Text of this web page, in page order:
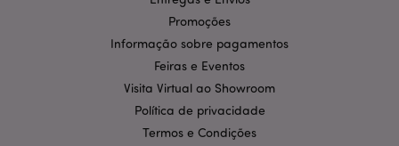
Promoções
Informação sobre pagamentos
Feiras e Eventos
Visita Virtual ao Showroom
Política de privacidade
Termos e Condições
Os cookies estritamente necessários permitem
funcionalidades centrais do website, tais como login
de utilizador e gestão de conta. O sítio web não
pode ser utilizado correctamente sem os cookies
estritamente necessários.